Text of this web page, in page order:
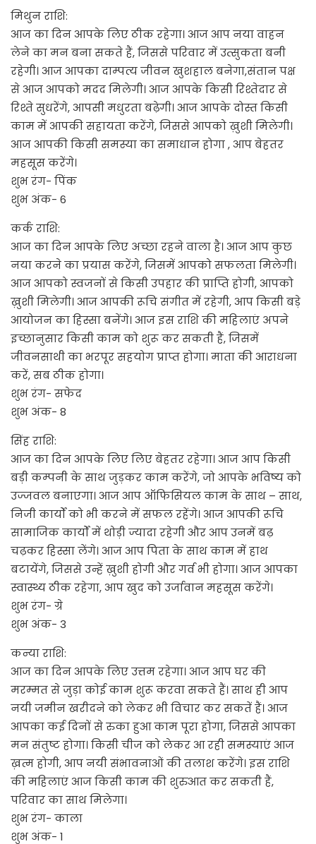
मिथुन राशि:
आज का दिन आपके लिए ठीक रहेगा। आज आप नया वाहन
लेने का मन बना सकते हैं, जिससे परिवार में उत्सुकता बनी
रहेगी। आज आपका दाम्पत्य जीवन खुशहाल बनेगा,संतान पक्ष
से आज आपको मदद मिलेगी। आज आपके किसी रिश्तेदार से
रिश्ते सुधरेंगे, आपसी मधुरता बढ़ेगी। आज आपके दोस्त किसी
काम में आपकी सहायता करेंगे, जिससे आपको ख़ुशी मिलेगी।
आज आपकी किसी समस्या का समाधान होगा , आप बेहतर
महसूस करेंगे।
शुभ रंग- पिंक
शुभ अंक- 6
कर्क राशि:
आज का दिन आपके लिए अच्छा रहने वाला है। आज आप कुछ
नया करने का प्रयास करेंगे, जिसमें आपको सफलता मिलेगी।
आज आपको स्वजनों से किसी उपहार की प्राप्ति होगी, आपको
ख़ुशी मिलेगी। आज आपकी रूचि संगीत में रहेगी, आप किसी बड़े
आयोजन का हिस्सा बनेंगे। आज इस राशि की महिलाएं अपने
इच्छानुसार किसी काम को शुरू कर सकती हैं, जिसमें
जीवनसाथी का भरपूर सहयोग प्राप्त होगा। माता की आराधना
करें, सब ठीक होगा।
शुभ रंग- सफेद
शुभ अंक- 8
सिंह राशि:
आज का दिन आपके लिए लिए बेहतर रहेगा। आज आप किसी
बड़ी कम्पनी के साथ जुड़कर काम करेंगे, जो आपके भविष्य को
उज्जवल बनाएगा। आज आप ऑफिसियल काम के साथ – साथ,
निजी कार्यों को भी करने में सफल रहेंगे। आज आपकी रूचि
सामाजिक कार्यों में थोड़ी ज्यादा रहेगी और आप उनमें बढ़
चढ़कर हिस्सा लेंगे। आज आप पिता के साथ काम में हाथ
बटायेंगे, जिससे उन्हें ख़ुशी होगी और गर्व भी होगा। आज आपका
स्वास्थ्य ठीक रहेगा, आप खुद को उर्जावान महसूस करेंगे।
शुभ रंग- ग्रे
शुभ अंक- 3
कन्या राशि:
आज का दिन आपके लिए उत्तम रहेगा। आज आप घर की
मरम्मत से जुड़ा कोई काम शुरू करवा सकते हैं। साथ ही आप
नयी जमीन खरीदने को लेकर भी विचार कर सकतें हैं। आज
आपका कई दिनों से रुका हुआ काम पूरा होगा, जिससे आपका
मन संतुष्ट होगा। किसी चीज को लेकर आ रही समस्याएं आज
ख़त्म होगी, आप नयी संभावनाओं की तलाश करेंगे। इस राशि
की महिलाएं आज किसी काम की शुरुआत कर सकती हैं,
परिवार का साथ मिलेगा।
शुभ रंग- काला
शुभ अंक- 1